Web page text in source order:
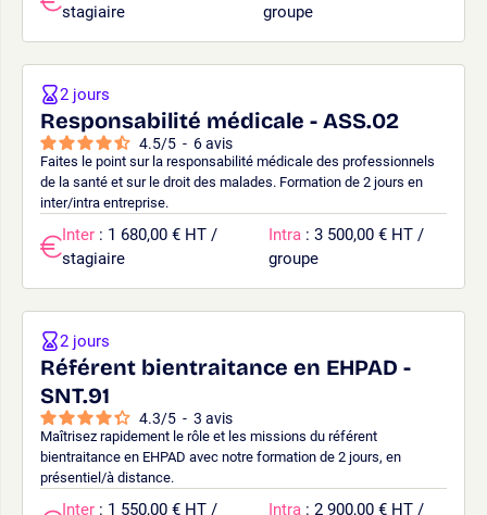
stagiaire
groupe
Responsabilité médicale - ASS.02
4.5/5 - 6avis
Faites le point sur la responsabilité médicale des professionnels
de la santé et sur le droit des malades. Formation de 2 jours en
inter/intra entreprise.
2 jours
Inter : 1 680,00 € HT /
stagiaire
Intra : 3 500,00 € HT /
groupe
Référent bientraitance en EHPAD -
SNT.91
4.3/5 - 3 avis
Maîtrisez rapidement le rôle et les missions du référent
bientraitance en EHPAD avec notre formation de 2 jours, en
présentiel/à distance.
2 jours
Inter : 1 550,00 € HT /
Intra : 2 900,00 € HT /